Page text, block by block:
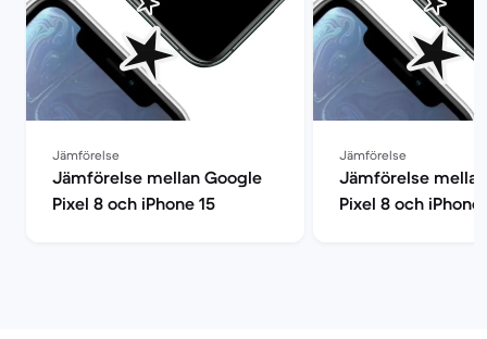
Jämförelse
Jämförelse mellan Google
Pixel 8 och iPhone 15
Jämförelse
Jämförelse
Pixel 8 och iPhone